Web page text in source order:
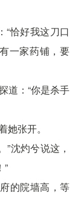
“恰好我这刀口
一家药铺，要
道：“你是杀手
她张开。
沈灼兮说这，
”
的院墙高，等